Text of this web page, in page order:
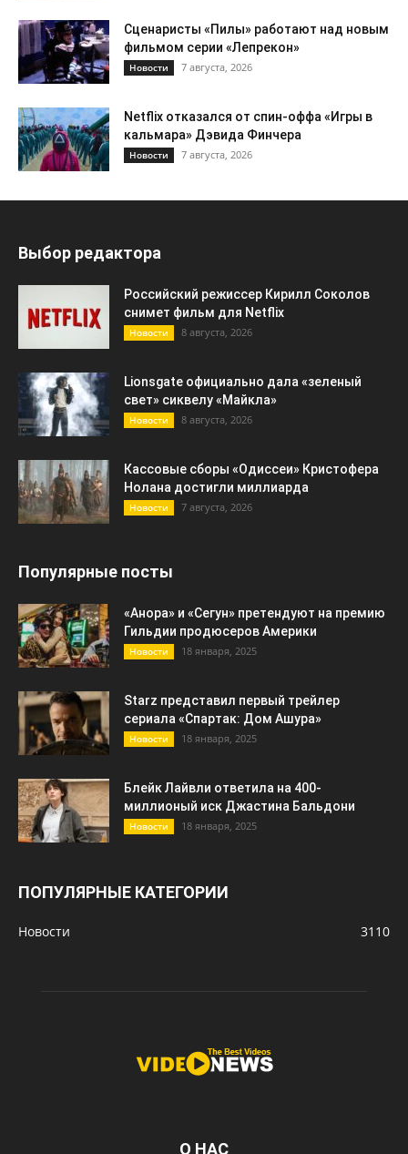
Сценаристы «Пилы» работают над новым
фильмом серии «Лепрекон»
Новости 7 августа, 2026
Netflix отказался от спин-оффа «Игры в
кальмара» Дэвида Финчера
Новости 7 августа, 2026
Выбор редактора
Российский режиссер Кирилл Соколов
снимет фильм для Netflix
Новости 8 августа, 2026
Lionsgate официально дала «зеленый
свет» сиквелу «Майкла»
Новости 8 августа, 2026
Кассовые сборы «Одиссеи» Кристофера
Нолана достигли миллиарда
Новости 7 августа, 2026
Популярные посты
«Анора» и «Сегун» претендуют на премию
Гильдии продюсеров Америки
Новости 18 января, 2025
Starz представил первый трейлер
сериала «Спартак: Дом Ашура»
Новости 18 января, 2025
Блейк Лайвли ответила на 400-
миллионый иск Джастина Бальдони
Новости 18 января, 2025
ПОПУЛЯРНЫЕ КАТЕГОРИИ
Новости 3110
О НАС